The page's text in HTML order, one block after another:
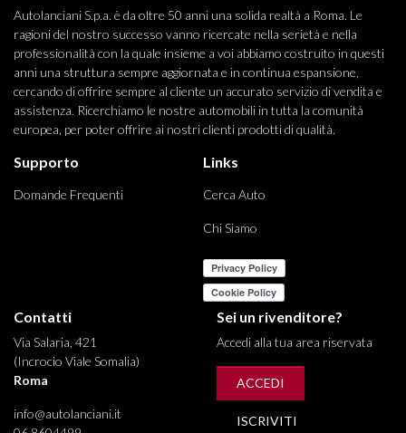
Autolanciani S.p.a. è da oltre 50 anni una solida realtà a Roma. Le
ragioni del nostro successo vanno ricercate nella serietà e nella
professionalità con la quale insieme a voi abbiamo costruito in questi
anni una struttura sempre aggiornata e in continua espansione,
cercando di offrire sempre al cliente un accurato servizio di vendita e
assistenza. Ricerchiamo le nostre automobili in tutta la comunità
europea, per poter offrire ai nostri clienti prodotti di qualità.
Supporto
Domande Frequenti
Links
Cerca Auto
Chi Siamo
Contatti
Via Salaria, 421
(Incrocio Viale Somalia)
Roma
info@autolanciani.it
Sei un rivenditore?
Accedi alla tua area riservata
ACCEDI
ISCRIVITI